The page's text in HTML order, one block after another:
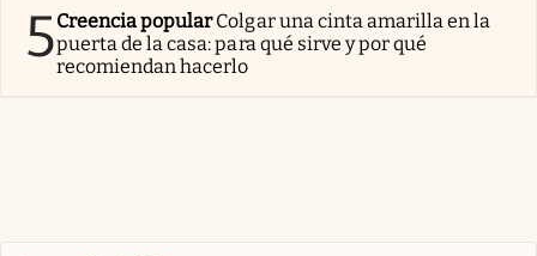
5Creencia popularColgar una cinta amarilla en la
puerta de la casa: para qué sirve y por qué
recomiendan hacerlo